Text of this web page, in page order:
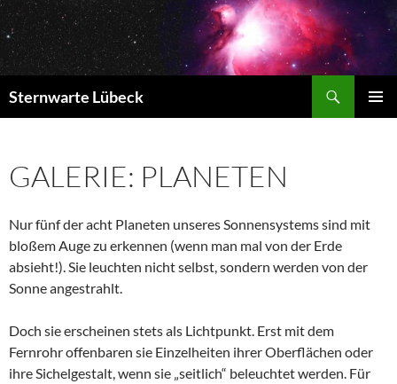
Zum
Inhalt
springen
Sternwarte Lübeck
GALERIE: PLANETEN
Nur fünf der acht Planeten unseres Sonnensystems sind mit
bloßem Auge zu erkennen (wenn man mal von der Erde
absieht!). Sie leuchten nicht selbst, sondern werden von der
Sonne angestrahlt.
Doch sie erscheinen stets als Lichtpunkt. Erst mit dem
Fernrohr offenbaren sie Einzelheiten ihrer Oberflächen oder
ihre Sichelgestalt, wenn sie „seitlich“ beleuchtet werden. Für